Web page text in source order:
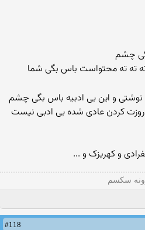
چشم
ته ته ته محتواست باس بگی شما
نوشتی و این بی ادبیه باس بگی چشم
کردن عادی شده بی ادبی نیست
و کهریزک و ...
سکسم
#118